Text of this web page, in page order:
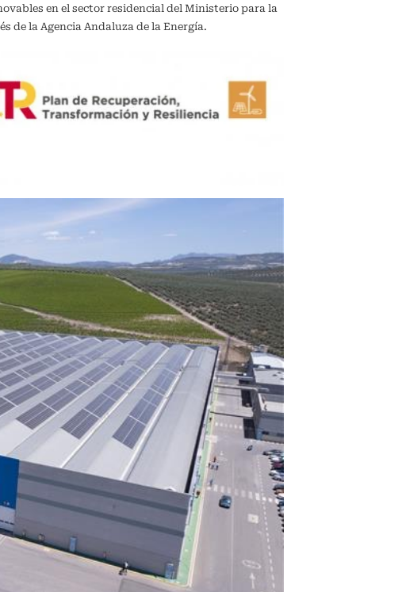
en el sector residencial del Ministerio para la
de la Agencia Andaluza de la Energía.